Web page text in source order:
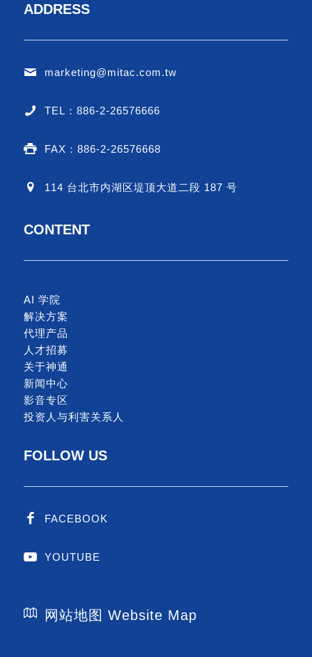
ADDRESS
marketing@mitac.com.tw
TEL：886-2-26576666
FAX：886-2-26576668
114 台北市内湖区堤顶大道二段 187 号
CONTENT
AI 学院
解决方案
代理产品
人才招募
关于神通
新闻中心
影音专区
投资人与利害关系人
FOLLOW US
FACEBOOK
YOUTUBE
网站地图 Website Map